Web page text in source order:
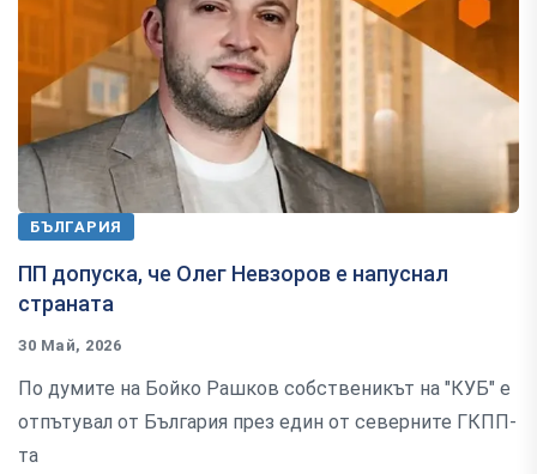
БЪЛГАРИЯ
ПП допуска, че Олег Невзоров е напуснал
страната
30 Май, 2026
По думите на Бойко Рашков собственикът на "КУБ" е
отпътувал от България през един от северните ГКПП-
та